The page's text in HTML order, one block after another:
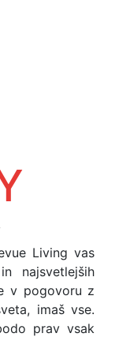
Living vas
najsvetlejših
v pogovoru z
imaš vse.
prav vsak